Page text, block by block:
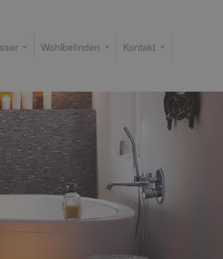
Wohlbefinden Kontakt